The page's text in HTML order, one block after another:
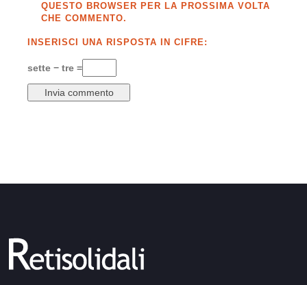
QUESTO BROWSER PER LA PROSSIMA VOLTA
CHE COMMENTO.
INSERISCI UNA RISPOSTA IN CIFRE:
sette − tre =